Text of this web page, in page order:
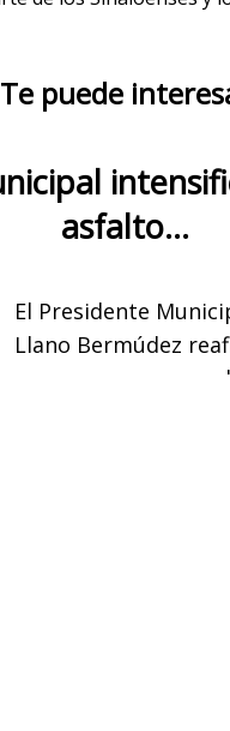
Te puede
asfalto…
El Presidente
Llano Bermúdez
se